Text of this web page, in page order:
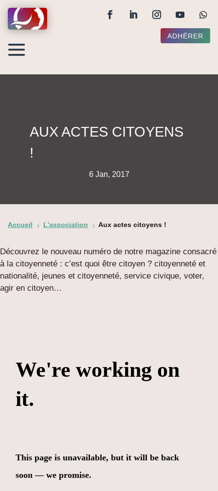
ADHÉRER
AUX ACTES CITOYENS
!
6 Jan, 2017
Accueil 5 L'association 5 Aux actes citoyens !
Découvrez le nouveau numéro de notre magazine consacré
à la citoyenneté : c’est quoi être citoyen ? citoyenneté et
nationalité, jeunes et citoyenneté, service civique, voter,
agir en citoyen…